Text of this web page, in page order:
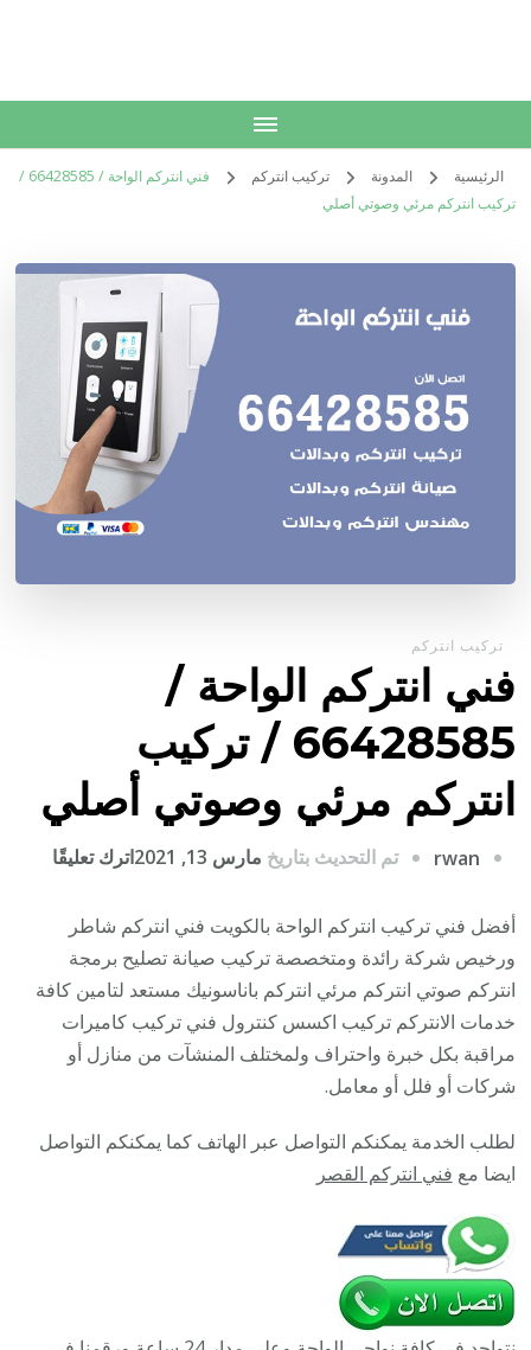
الرئيسية المدونة تركيب انتركم
فني انتركم الواحة / 66428585 /
تركيب انتركم مرئي وصوتي أصلي
تركيب انتركم
فني انتركم الواحة /
66428585 / تركيب
انتركم مرئي وصوتي أصلي
rwan تم التحديث بتاريخ مارس 13, 2021 اترك تعليقًا
/
مرئي
أفضل فني تركيب انتركم الواحة بالكويت فني انتركم شاطر
ورخيص شركة رائدة ومتخصصة تركيب صيانة تصليح برمجة
انتركم صوتي انتركم مرئي انتركم باناسونيك مستعد لتامين كافة
خدمات الانتركم تركيب اكسس كنترول فني تركيب كاميرات
مراقبة بكل خبرة واحتراف ولمختلف المنشآت من منازل أو
شركات أو فلل أو معامل.
لطلب الخدمة يمكنكم التواصل عبر الهاتف كما يمكنكم التواصل
ايضا مع فني انتركم القصر